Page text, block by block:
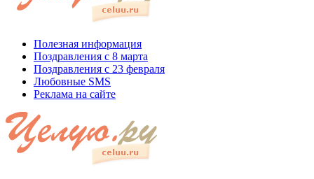
Полезная информация
Поздравления с 8 марта
Поздравления с 23 февраля
Любовные SMS
Реклама на сайте